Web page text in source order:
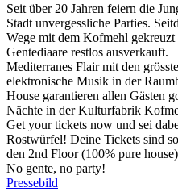
Seit über 20 Jahren feiern die
Stadt unvergessliche Parties.
Wege mit dem Kofmehl
Gentediaare restlos ausverkauft.
Mediterranes Flair mit den
elektronische Musik in der
House garantieren allen Gästen
Nächte in der Kulturfabrik
Get your tickets now und sei
Rostwürfel! Deine Tickets sind
den 2nd Floor (100% pure
No gente, no party!
Pressebild